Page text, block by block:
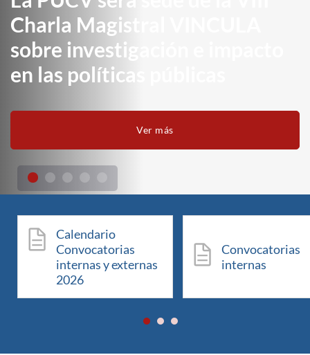
Charla Magistral VINCULA
sobre investigación e impacto
en las políticas públicas
Ver más
Calendario
Convocatorias
internas y externas
2026
Convocatorias
internas